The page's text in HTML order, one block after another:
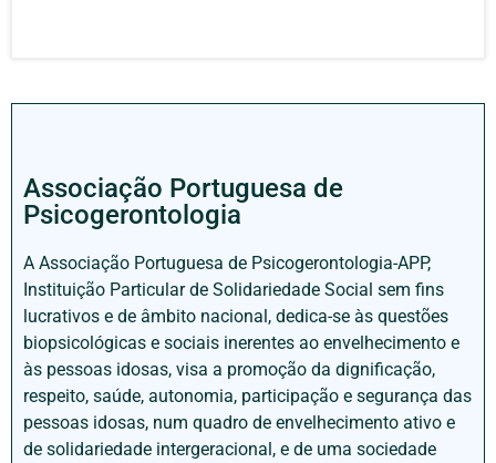
Associação Portuguesa de
Psicogerontologia
A Associação Portuguesa de Psicogerontologia-APP,
Instituição Particular de Solidariedade Social sem fins
lucrativos e de âmbito nacional, dedica-se às questões
biopsicológicas e sociais inerentes ao envelhecimento e
às pessoas idosas, visa a promoção da dignificação,
respeito, saúde, autonomia, participação e segurança das
pessoas idosas, num quadro de envelhecimento ativo e
de solidariedade intergeracional, e de uma sociedade